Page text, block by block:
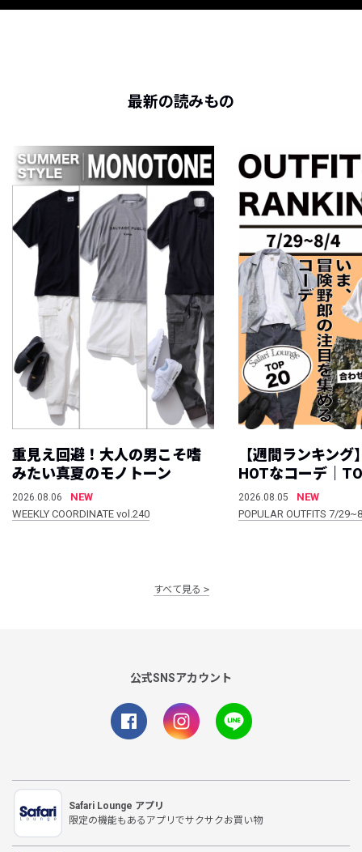
最新の読みもの
重見え回避！大人の男こそ嗜
みたい真夏のモノトーン
2026.08.06
NEW
WEEKLY COORDINATE vol.240
【週間ランキング
HOTなコーデ｜
2026.08.05
NEW
POPULAR OUTFITS 7/
すべて見る
公式SNSアカウント
Safari Lounge アプリ
限定の機能もあるアプリでサクサクお買い物